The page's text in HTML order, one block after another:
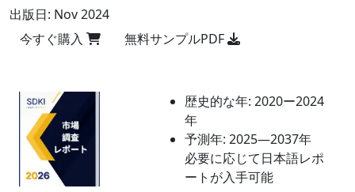
出版日: Nov 2024
今すぐ購入
無料サンプルPDF
歴史的な年: 2020ー2024
年
予測年: 2025―2037年
必要に応じて日本語レポ
ートが入手可能